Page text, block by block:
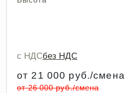
с НДСбез НДС
от 21 000 руб./смена
от 26 000 руб./смена